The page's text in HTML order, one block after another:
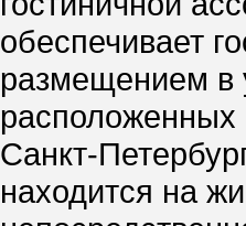
обеспечивает
размещением в
расположенных
Санкт-
находится на